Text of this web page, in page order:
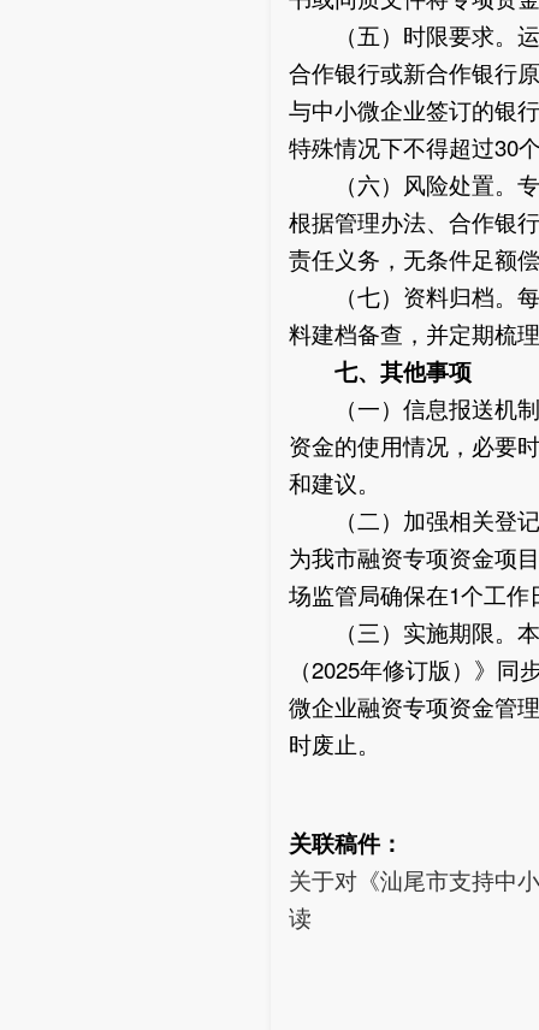
（五）时限要求。运
合作银行或新合作银行
与中小微企业签订的银
特殊情况下不得超过30
（六）风险处置。专
根据管理办法、合作银
责任义务，无条件足额
（七）资料归档。每
料建档备查，并定期梳
七、其他事项
（一）信息报送机制
资金的使用情况，必要
和建议。
（二）加强相关登记
为我市融资专项资金项
场监管局确保在1个工
（三）实施期限。本
（2025年修订版）》
微企业融资专项资金管
时废止。
关联稿件：
关于对《汕尾市支持中
读